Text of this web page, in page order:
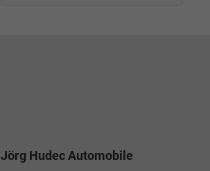
Jörg Hudec Automobile